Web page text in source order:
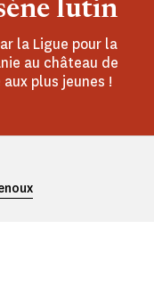
lutin
la Ligue pour la
au château de
plus jeunes !